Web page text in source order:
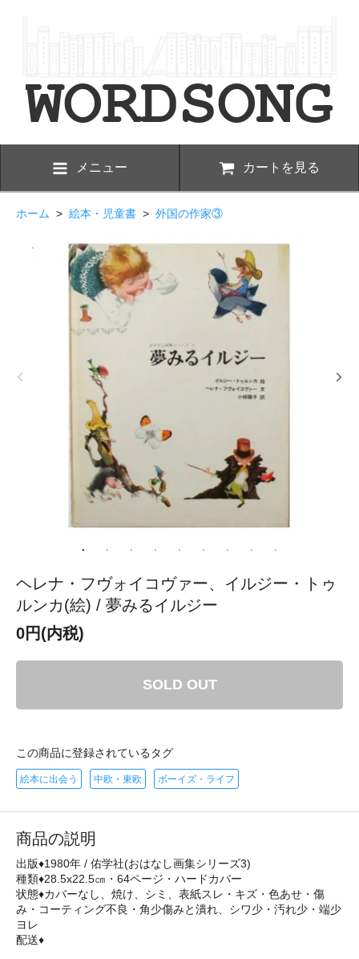
メニュー カートを見る
ホーム > 絵本・児童書 > 外国の作家③
ヘレナ・フヴォイコヴァー、イルジー・トゥ
ルンカ(絵) / 夢みるイルジー
0円(内税)
SOLD OUT
この商品に登録されているタグ
絵本に出会う 中欧・東欧 ボーイズ・ライフ
商品の説明
出版♦1980年 / 佑学社(おはなし画集シリーズ3)
種類♦28.5x22.5㎝・64ページ・ハードカバー
状態♦カバーなし、焼け、シミ、表紙スレ・キズ・色あせ・傷
み・コーティング不良・角少傷みと潰れ、シワ少・汚れ少・端少
ヨレ
配送♦